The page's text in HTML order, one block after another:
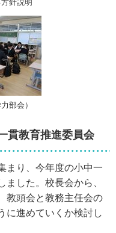
針説明
部会）
貫教育推進委員会
まり、今年度の小中一
した。校長会から、
教頭会と教務主任会の
に進めていくか検討し